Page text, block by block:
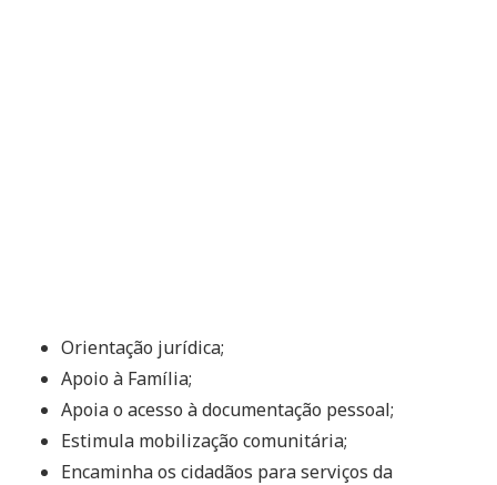
Orientação jurídica;
Apoio à Família;
Apoia o acesso à documentação pessoal;
Estimula mobilização comunitária;
Encaminha os cidadãos para serviços da